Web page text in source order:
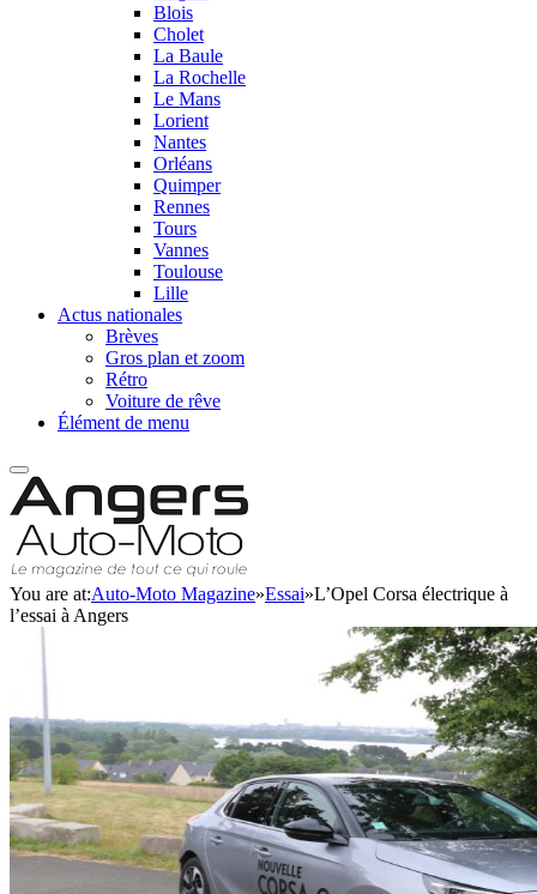
Blois
Cholet
La Baule
La Rochelle
Le Mans
Lorient
Nantes
Orléans
Quimper
Rennes
Tours
Vannes
Toulouse
Lille
Actus nationales
Brèves
Gros plan et zoom
Rétro
Voiture de rêve
Élément de menu
You are at:Auto-Moto Magazine»Essai»L’Opel Corsa électrique à
l’essai à Angers